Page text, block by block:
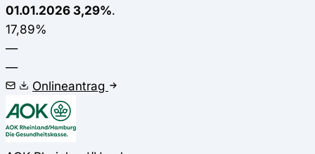
01.01.2026 3,29%.
17,89%
—
—
Onlineantrag